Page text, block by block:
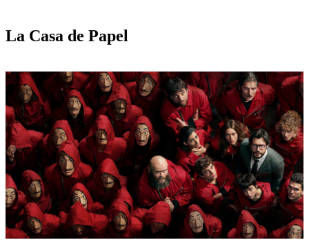
La Casa de Papel